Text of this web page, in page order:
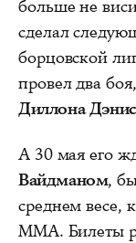
больше не
сделал
борцовской
провел два
Диллона
А 30 мая его
Вайдманом,
среднем весе,
ММА. Билеты